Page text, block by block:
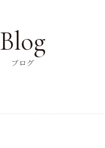
Blog
ブログ